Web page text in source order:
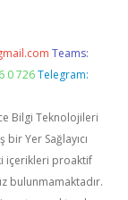
Teams:
0 726 Telegram:
Bilgi Teknolojileri
Yer Sağlayıcı
içerikleri proaktif
bulunmamaktadır.